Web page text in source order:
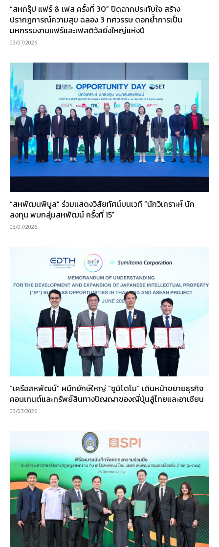
“สหกรุ๊ป แฟร์ & เฟส ครั้งที่ 30” ปิดฉากประทับใจ สร้าง
ปรากฏการณ์ความสุข ฉลอง 3 ทศวรรษ ตอกย้ำการเป็น
มหกรรมงานแฟร์และเฟสติวัลยิ่งใหญ่แห่งปี
03/07/2026
“สหพัฒนพิบูล” ร่วมแสดงวิสัยทัศน์บนเวที “นักวิเคราะห์ นัก
ลงทุน พบกลุ่มสหพัฒน์ ครั้งที่ 15”
03/07/2026
“เครือสหพัฒน์” ผนึกยักษ์ใหญ่ “ซูมิโตโม” เดินหน้าขยายธุรกิจ
คอนเทนต์และทรัพย์สินทางปัญญาของญี่ปุ่นสู่ไทยและอาเซียน
03/07/2026